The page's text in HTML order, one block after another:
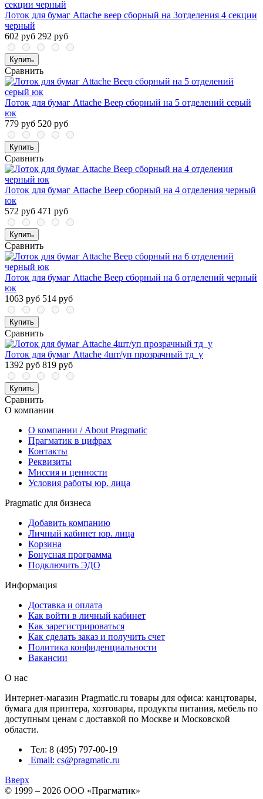
Лоток для бумаг Attache веер сборный на 3отделения 4 секции
черный
602 руб 292 руб
Купить
Сравнить
Лоток для бумаг Attache Веер сборный на 5 отделений серый
юк
779 руб 520 руб
Купить
Сравнить
Лоток для бумаг Attache Веер сборный на 4 отделения черный
юк
572 руб 471 руб
Купить
Сравнить
Лоток для бумаг Attache Веер сборный на 6 отделений черный
юк
1063 руб 514 руб
Купить
Сравнить
Лоток для бумаг Attache 4шт/уп прозрачный тд_у
1392 руб 819 руб
Купить
Сравнить
О компании
О компании / About Pragmatic
Прагматик в цифрах
Контакты
Реквизиты
Миссия и ценности
Условия работы юр. лица
Pragmatic для бизнеса
Добавить компанию
Личный кабинет юр. лица
Корзина
Бонусная программа
Подключить ЭДО
Информация
Доставка и оплата
Как войти в личный кабинет
Как зарегистрироваться
Как сделать заказ и получить счет
Политика конфиденциальности
Вакансии
О нас
Интернет-магазин Pragmatic.ru товары для офиса: канцтовары,
бумага для принтера, хозтовары, продукты питания, мебель по
доступным ценам с доставкой по Москве и Московской
области.
Тел: 8 (495) 797-00-19
Email: cs@pragmatic.ru
Вверх
© 1999 – 2026 ООО «Прагматик»